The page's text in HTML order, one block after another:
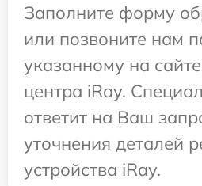
Заполните форму
или позвоните нам
указанному на
центра iRay.
ответит на Ваш
уточнения деталей
устройства iRay.